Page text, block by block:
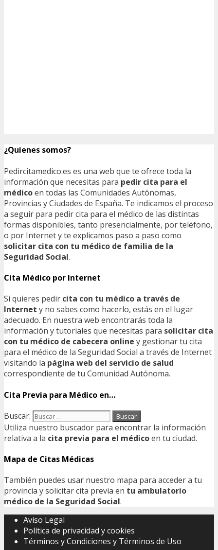
¿Quienes somos?
Pedircitamedico.es es una web que te ofrece toda la
información que necesitas para pedir cita para el
médicoen todas las Comunidades Autónomas,
Provincias y Ciudades de España. Te indicamos el proceso
a seguir para pedir cita para el médico de las distintas
formas disponibles, tanto presencialmente, por teléfono,
o por Internet y te explicamos paso a paso como
solicitar cita con tu médico de familia de la
Seguridad Social.
Cita Médico por Internet
Si quieres pedir cita con tu médico a través de
Internet y no sabes como hacerlo, estás en el lugar
adecuado. En nuestra web encontrarás toda la
información y tutoriales que necesitas para solicitar cita
con tu médico de cabecera online y gestionar tu cita
para el médico de la Seguridad Social a través de Internet
visitando la página web del servicio de salud
correspondiente de tu Comunidad Autónoma.
Cita Previa para Médico en…
Buscar:
Utiliza nuestro buscador para encontrar la información
relativa a la cita previa para el médicoen tu ciudad.
Mapa de Citas Médicas
También puedes usar nuestro mapa para acceder a tu
provincia y solicitar cita previa en tu ambulatorio
médico de la Seguridad Social.
Aviso Legal
Política de privacidad y cookies
Términos y Condiciones y Términos de Uso